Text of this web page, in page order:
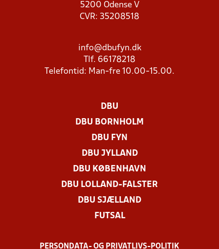
5200 Odense V
CVR: 35208518
info@dbufyn.dk
Tlf. 66178218
Telefontid: Man-fre 10.00-15.00.
DBU
DBU BORNHOLM
DBU FYN
DBU JYLLAND
DBU KØBENHAVN
DBU LOLLAND-FALSTER
DBU SJÆLLAND
FUTSAL
PERSONDATA- OG PRIVATLIVS-POLITIK